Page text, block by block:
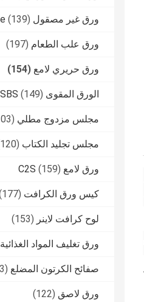
ورق غير مصقول Woodfree (139)
ورق علب الطعام (197)
ورق حريري لامع (154)
الورق المقوى SBS (149)
مجلس مزدوج مطلي (103)
مجلس تجليد الكتاب (120)
ورق لامع C2S (159)
كيس ورق الكرافت (177)
لوح كرافت لاينر (153)
ورق تغليف المواد الغذائية
صفائح الكرتون المضلع (53)
ورق لاصق (122)